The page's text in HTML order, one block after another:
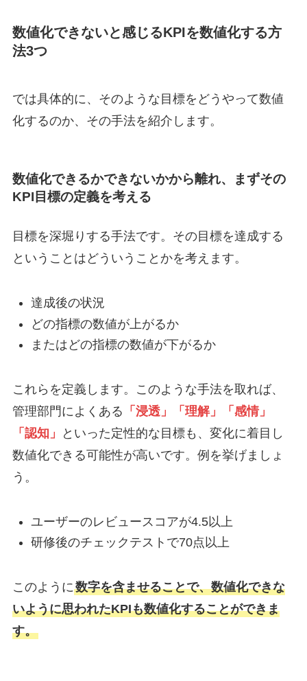
数値化できないと感じるKPIを数値化する方
法3つ
では具体的に、そのような目標をどうやって数値
化するのか、その手法を紹介します。
数値化できるかできないかから離れ、まずその
KPI目標の定義を考える
目標を深堀りする手法です。その目標を達成する
ということはどういうことかを考えます。
達成後の状況
どの指標の数値が上がるか
またはどの指標の数値が下がるか
これらを定義します。このような手法を取れば、
管理部門によくある 「浸透」「理解」「感情」
「認知」
といった定性的な目標も、変化に着目し
数値化できる可能性が高いです。例を挙げましょ
う。
ユーザーのレビュースコアが4.5以上
研修後のチェックテストで70点以上
このように数字を含ませることで、数値化できな
いように思われたKPIも数値化することができま
す。